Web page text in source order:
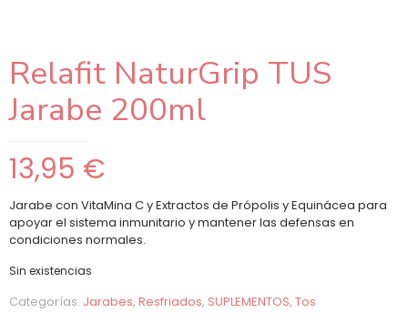
Relafit NaturGrip TUS
Jarabe 200ml
13,95 €
Jarabe con VitaMina C y Extractos de Própolis y Equinácea para
apoyar el sistema inmunitario y mantener las defensas en
condiciones normales.
Sin existencias
Categorías: Jarabes, Resfriados, SUPLEMENTOS, Tos